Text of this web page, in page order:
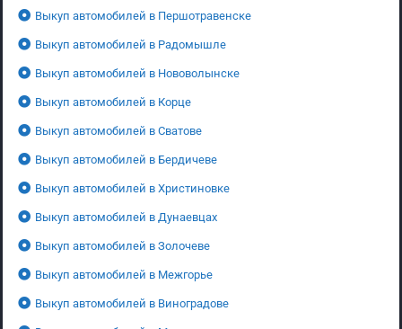
Выкуп автомобилей в Першотравенске
Выкуп автомобилей в Радомышле
Выкуп автомобилей в Нововолынске
Выкуп автомобилей в Корце
Выкуп автомобилей в Сватове
Выкуп автомобилей в Бердичеве
Выкуп автомобилей в Христиновке
Выкуп автомобилей в Дунаевцах
Выкуп автомобилей в Золочеве
Выкуп автомобилей в Межгорье
Выкуп автомобилей в Виноградове